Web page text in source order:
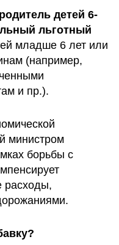
детей 6-
льготный
младше 6 лет или
(например,
и пр.).
министром
борьбы с
расходы,